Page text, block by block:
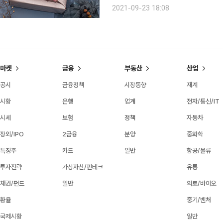
을 앓고 있어 올바른 쓰레기 분리배출
2021-09-23 18:08
마켓
공시
시황
시세
장외/IPO
특징주
투자전략
채권/펀드
환율
국제시황
금융
금융정책
은행
보험
2금융
카드
가상자산/핀테크
일반
부동산
시장동향
업계
정책
분양
일반
산업
재계
전자/통신/IT
자동차
중화학
항공/물류
유통
의료/바이오
중기/벤처
일반